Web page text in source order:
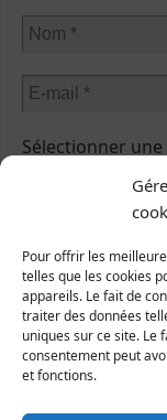
Pour offrir les
telles que les cookies
appareils. Le fait de
traiter des données
uniques sur ce site. Le
consentement peut
et fonctions.
Sélectionner
Sorties nature
Abonnés à
J’accepte que
lapolitique de